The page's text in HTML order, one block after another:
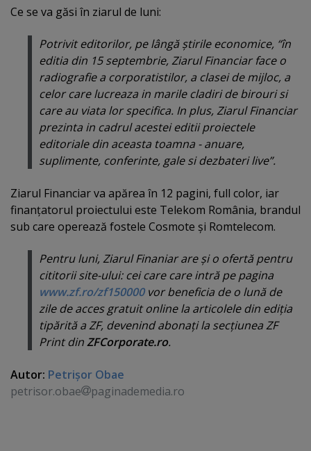
Ce se va găsi în ziarul de luni:
Potrivit editorilor, pe lângă ştirile economice, “în
editia din 15 septembrie, Ziarul Financiar face o
radiografie a corporatistilor, a clasei de mijloc, a
celor care lucreaza in marile cladiri de birouri si
care au viata lor specifica. In plus, Ziarul Financiar
prezinta in cadrul acestei editii proiectele
editoriale din aceasta toamna - anuare,
suplimente, conferinte, gale si dezbateri live”.
Ziarul Financiar va apărea în 12 pagini, full color, iar
finanţatorul proiectului este Telekom România, brandul
sub care operează fostele Cosmote şi Romtelecom.
Pentru luni, Ziarul Finaniar are şi o ofertă pentru
cititorii site-ului: cei care care intră pe pagina
www.zf.ro/zf150000 vor beneficia de o lună de
zile de acces gratuit online la articolele din ediţia
tipărită a ZF, devenind abonaţi la secţiunea ZF
Print dinZFCorporate.ro.
Autor: Petrişor Obae
petrisor.obae
paginademedia.ro